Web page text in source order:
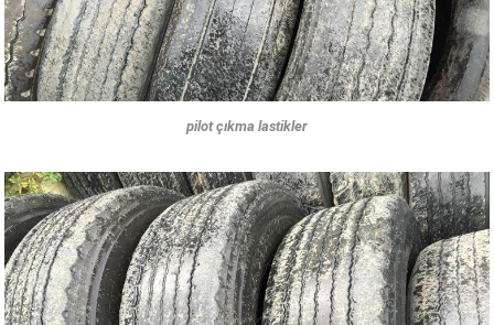
pilot çıkma lastikler